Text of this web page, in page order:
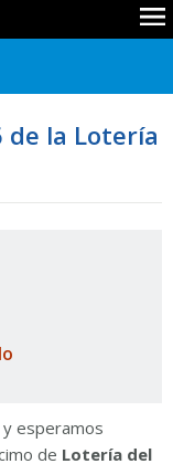
de la Lotería
esperamos
de Lotería del